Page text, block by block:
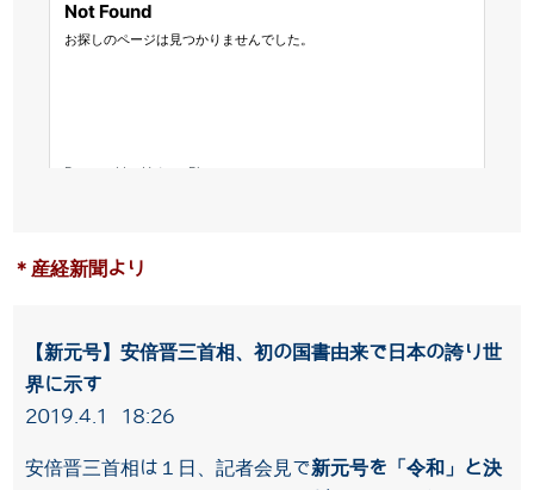
＊産経新聞より
【新元号】安倍晋三首相、初の国書由来で日本の誇り世
界に示す
2019.4.1 18:26
安倍晋三首相は１日、記者会見で新元号を「令和」と決